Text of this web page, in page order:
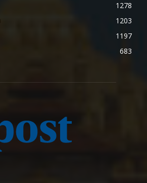
1278
1203
1197
683